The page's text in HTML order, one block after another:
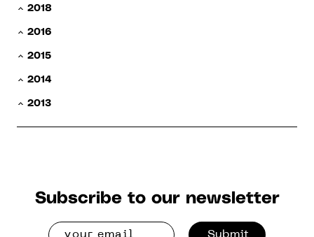
2018
2016
2015
2014
2013
Subscribe to our newsletter